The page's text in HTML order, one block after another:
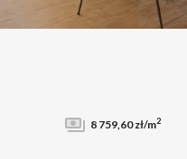
8 759,60 zł/m2